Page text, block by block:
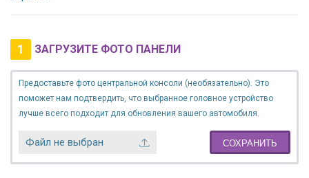
1 ЗАГРУЗИТЕ ФОТО ПАНЕЛИ
Предоставьте фото центральной консоли (необязательно). Это
поможет нам подтвердить, что выбранное головное устройство
лучше всего подходит для обновления вашего автомобиля.
Файл не выбран СОХРАНИТЬ